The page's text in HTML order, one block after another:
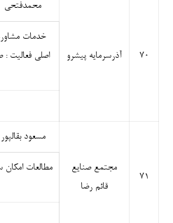
۷۰ آذرسرمایه پیشرو
محمدفتحی
خدمات
اصلی فعالیت
۷۱
مجتمع صنایع
قائم رضا
مسعود بقالپور
مطالعات